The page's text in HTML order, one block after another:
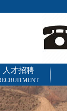
人才招聘